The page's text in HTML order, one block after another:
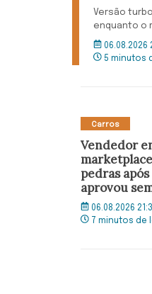
Versão
enquanto o
06.08.2026
5 minutos
Carros
Vendedor
pedras
aprovou
06.08.2026
7 minutos de